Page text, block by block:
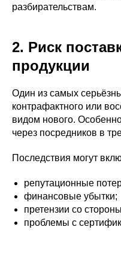
разбирательствам.
2. Риск
продукции
Один из самых
контрафактного или
видом нового.
через посредников в
Последствия могут
репутационные
финансовые убытки;
претензии со
проблемы с